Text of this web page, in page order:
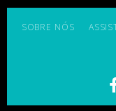
SOBRE NÓS